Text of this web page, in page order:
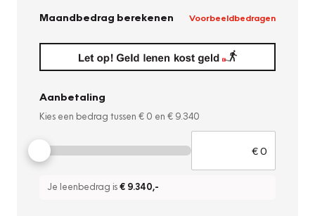
Maandbedrag berekenen Voorbeeldbedragen
Aanbetaling
Kies een bedrag tussen € 0 en € 9.340
Je leenbedrag is€ 9.340,-